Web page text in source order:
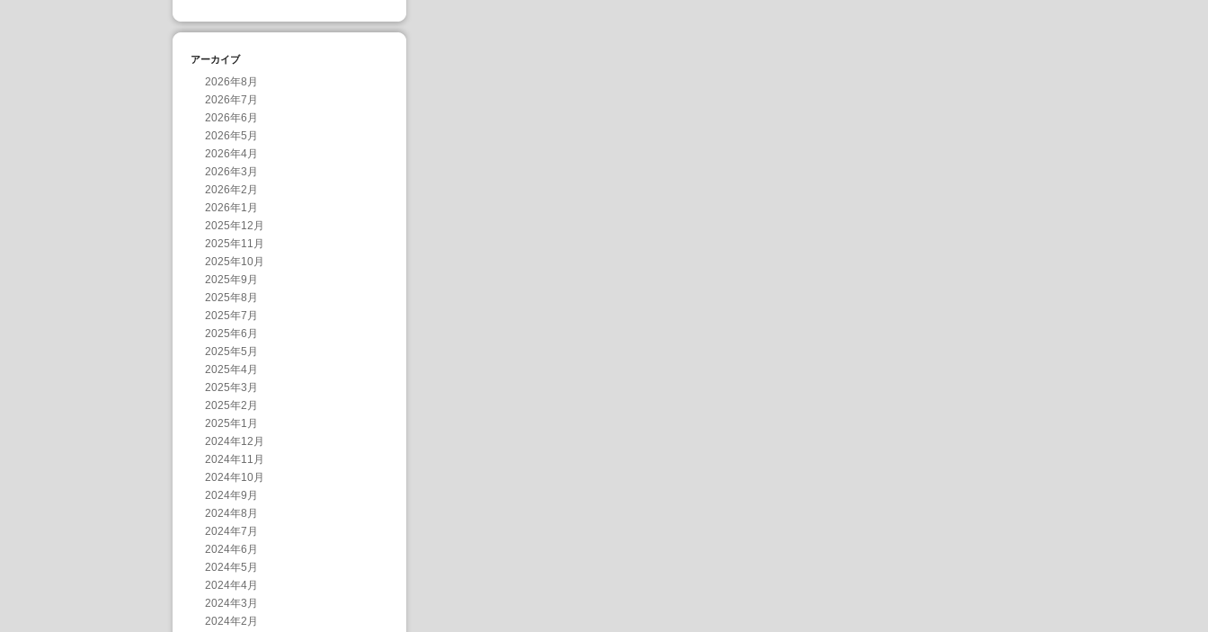
アーカイブ
2026年8月
2026年7月
2026年6月
2026年5月
2026年4月
2026年3月
2026年2月
2026年1月
2025年12月
2025年11月
2025年10月
2025年9月
2025年8月
2025年7月
2025年6月
2025年5月
2025年4月
2025年3月
2025年2月
2025年1月
2024年12月
2024年11月
2024年10月
2024年9月
2024年8月
2024年7月
2024年6月
2024年5月
2024年4月
2024年3月
2024年2月